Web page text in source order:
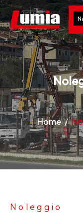
Home
Noleggio